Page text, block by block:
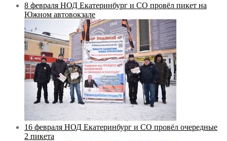
8 февраля НОД Екатеринбург и СО провёл пикет на
Южном автовокзале
16 февраля НОД Екатеринбург и СО провёл очередные
2 пикета